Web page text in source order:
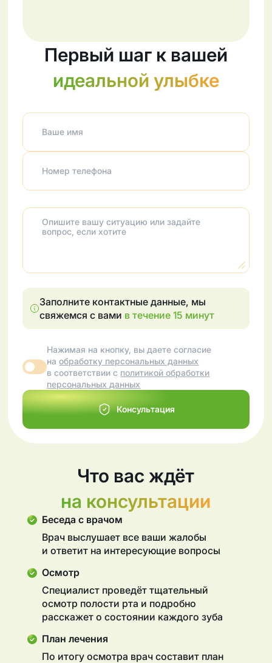
Первый шаг к вашей
идеальной улыбке
Ваше имя
Номер телефона
Опишите вашу ситуацию или задайте
вопрос, если хотите
Заполните контактные данные, мы
свяжемся с вами в течение 15 минут
Нажимая на кнопку, вы даете согласие
наобработку персональных данных
в соответствии с политикой обработки
персональных данных
Консультация
Что вас ждёт
на консультации
Беседа с врачом
Врач выслушает все ваши жалобы
и ответит на интересующие вопросы
Осмотр
Специалист проведёт тщательный
осмотр полости рта и подробно
расскажет о состоянии каждого зуба
План лечения
По итогу осмотра врач составит план